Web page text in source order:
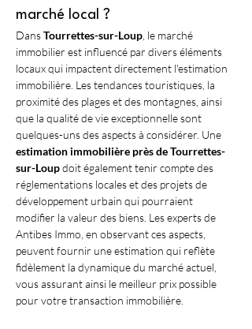
marché local ?
Dans Tourrettes-sur-Loup , le marché
immobilier est influencé par divers éléments
locaux qui impactent directement l'estimation
immobilière. Les tendances touristiques, la
proximité des plages et des montagnes, ainsi
que la qualité de vie exceptionnelle sont
quelques-uns des aspects à considérer. Une
estimation immobilière près de Tourrettes-
sur-Loup doit également tenir compte des
réglementations locales et des projets de
développement urbain qui pourraient
modifier la valeur des biens. Les experts de
Antibes Immo, en observant ces aspects,
peuvent fournir une estimation qui reflète
fidèlement la dynamique du marché actuel,
vous assurant ainsi le meilleur prix possible
pour votre transaction immobilière.